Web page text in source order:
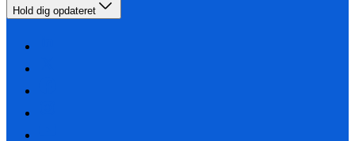
Hold dig opdateret